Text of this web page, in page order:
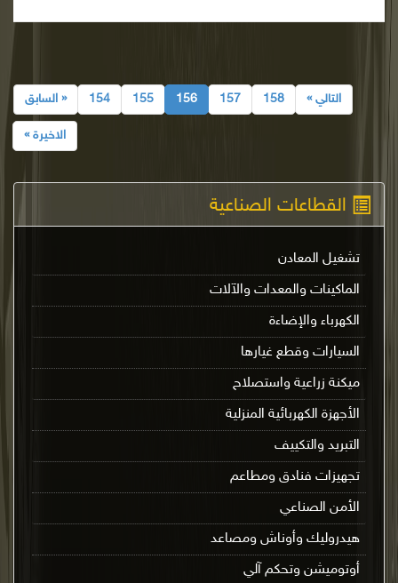
القطاعات الصناعية
تشغيل المعادن
الماكينات والمعدات والآلات
الكهرباء والإضاءة
السيارات وقطع غيارها
ميكنة زراعية واستصلاح
الأجهزة الكهربائية المنزلية
التبريد والتكييف
تجهيزات فنادق ومطاعم
الأمن الصناعي
هيدروليك وأوناش ومصاعد
أوتوميشن وتحكم آلي
« السابق 154 155 156 157 158 التالي »
الاخيرة »